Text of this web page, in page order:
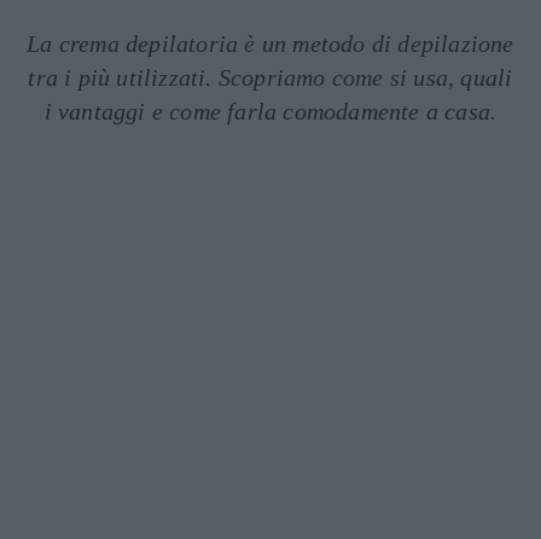
La crema depilatoria è un metodo di depilazione
tra i più utilizzati. Scopriamo come si usa, quali
i vantaggi e come farla comodamente a casa.